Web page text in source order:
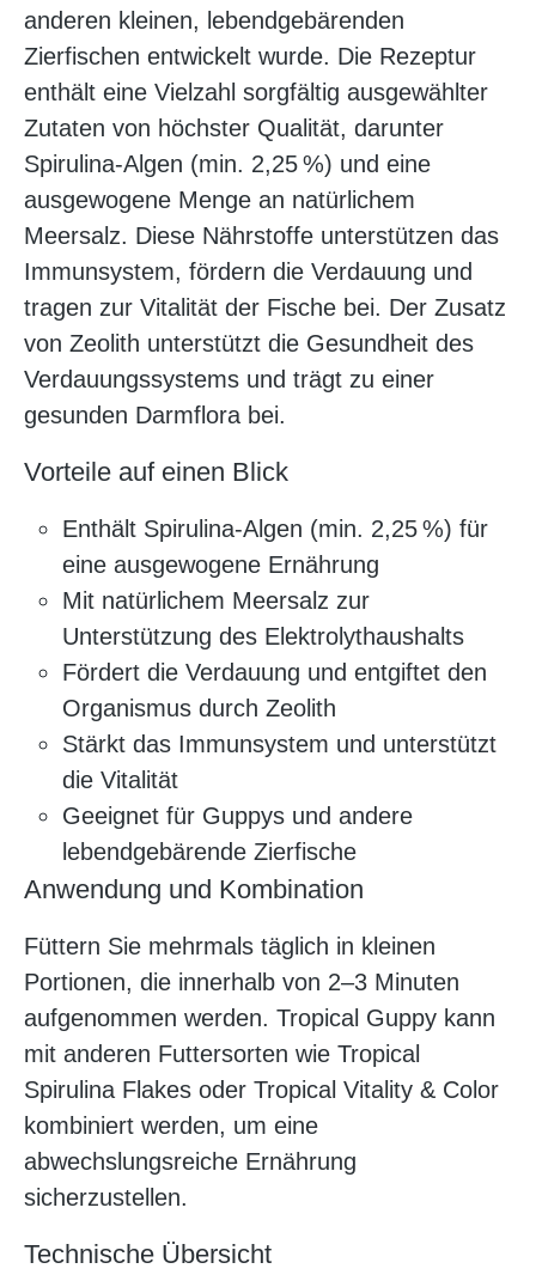
anderen kleinen, lebendgebärenden
Zierfischen entwickelt wurde. Die Rezeptur
enthält eine Vielzahl sorgfältig ausgewählter
Zutaten von höchster Qualität, darunter
Spirulina-Algen (min. 2,25 %) und eine
ausgewogene Menge an natürlichem
Meersalz. Diese Nährstoffe unterstützen das
Immunsystem, fördern die Verdauung und
tragen zur Vitalität der Fische bei. Der Zusatz
von Zeolith unterstützt die Gesundheit des
Verdauungssystems und trägt zu einer
gesunden Darmflora bei.
Vorteile auf einen Blick
Enthält Spirulina-Algen (min. 2,25 %) für
eine ausgewogene Ernährung
Mit natürlichem Meersalz zur
Unterstützung des Elektrolythaushalts
Fördert die Verdauung und entgiftet den
Organismus durch Zeolith
Stärkt das Immunsystem und unterstützt
die Vitalität
Geeignet für Guppys und andere
lebendgebärende Zierfische
Anwendung und Kombination
Füttern Sie mehrmals täglich in kleinen
Portionen, die innerhalb von 2–3 Minuten
aufgenommen werden. Tropical Guppy kann
mit anderen Futtersorten wie Tropical
Spirulina Flakes oder Tropical Vitality & Color
kombiniert werden, um eine
abwechslungsreiche Ernährung
sicherzustellen.
Technische Übersicht